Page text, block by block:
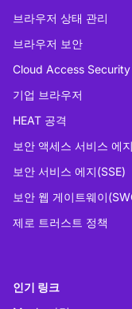
브라우저 상태 관리
브라우저 보안
Cloud Access
기업 브라우저
HEAT 공격
보안 액세스 서비스 에
보안 서비스 에지(SSE)
보안 웹 게이트웨이
제로 트러스트 정책
인기 링크